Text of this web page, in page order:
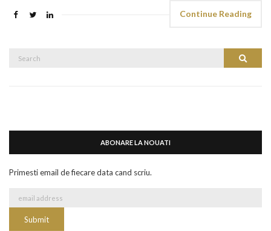
Continue Reading
Search
ABONARE LA NOUATI
Primesti email de fiecare data cand scriu.